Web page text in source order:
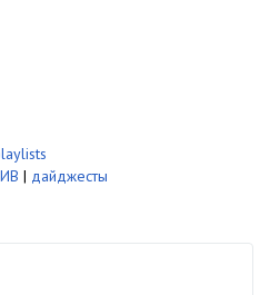
| дайджесты